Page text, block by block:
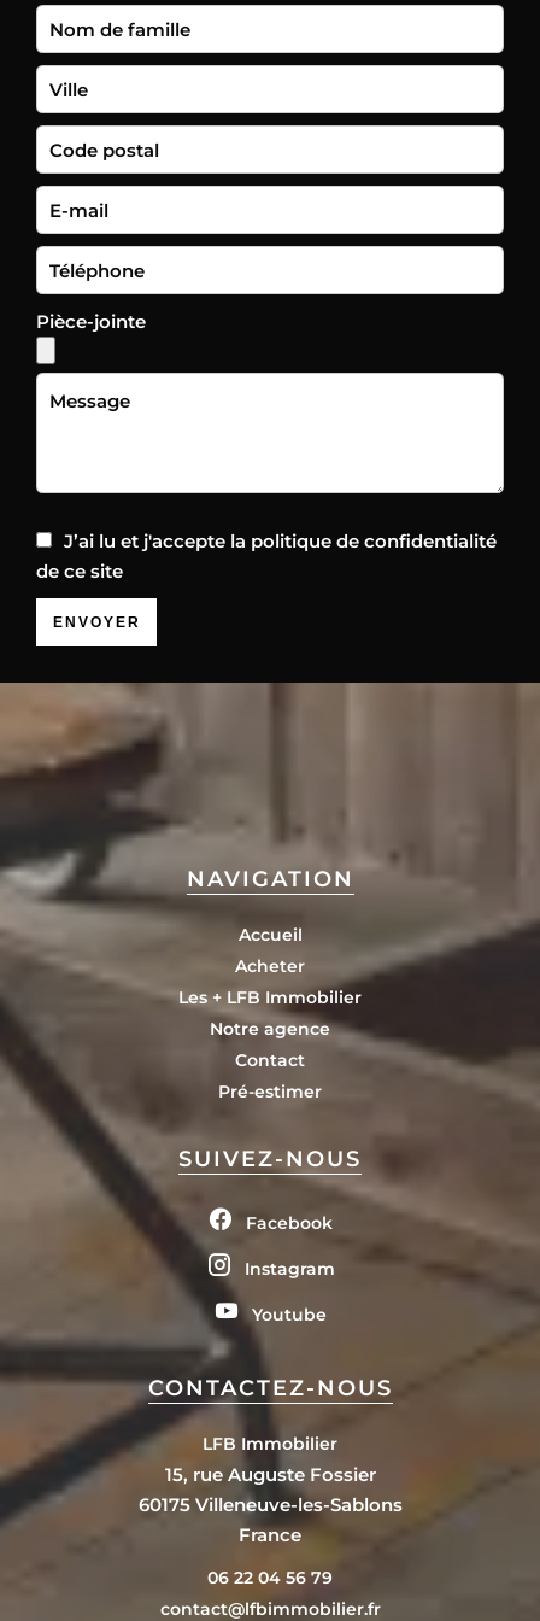
Pièce-jointe
J’ai lu et j'accepte la politique de confidentialité
de ce site
ENVOYER
NAVIGATION
Accueil
Acheter
Les + LFB Immobilier
Notre agence
Contact
Pré-estimer
SUIVEZ-NOUS
Facebook
Instagram
Youtube
CONTACTEZ-NOUS
LFB Immobilier
15, rue Auguste Fossier
60175Villeneuve-les-Sablons
France
06 22 04 56 79
contact@lfbimmobilier.fr